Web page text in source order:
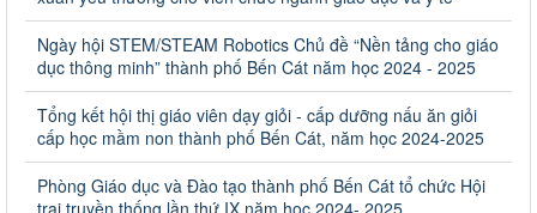
và Đào tạo, Ủy ban nhân dân cấp huyện
Quyết định công bố thủ tục hành chính bị bãi bỏ trong lĩnh vực
giáo dục đào tạo thuộc hệ giáo dục quốc dân và cơ sở giáo dục
khác thuộc thẩm quyền giải quyết của Sở Giáo dục và Đào tạo,
Ủy ban nhân dân cấp huyện
Ngày ban hành: 30/09/2024
Hướng dẫn thực hiện nhiệm vụ giáo dục tiểu học năm học
Ngày hội STEM/STEAM Robotics Chủ đề “Nền tảng cho giáo
dục thông minh” thành phố Bến Cát năm học 2024 - 2025
Tổng kết hội thị giáo viên dạy giỏi - cấp dưỡng nấu ăn giỏi
cấp học mầm non thành phố Bến Cát, năm học 2024-2025
Phòng Giáo dục và Đào tạo thành phố Bến Cát tổ chức Hội